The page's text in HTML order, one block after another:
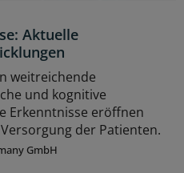
Aktuelle
weitreichende
und kognitive
Erkenntnisse eröffnen
der Patienten.
GmbH